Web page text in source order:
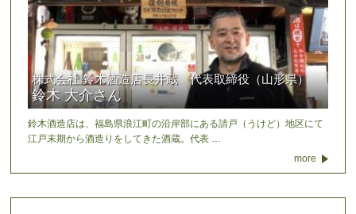
株式会社 鈴木酒造店長井蔵 代表取締役（山形県）
鈴木 大介さん
鈴木酒造店は、福島県浪江町の沿岸部にある請戸（うけど）地区にて
江戸末期から酒造りをしてきた酒蔵。代表 …
more